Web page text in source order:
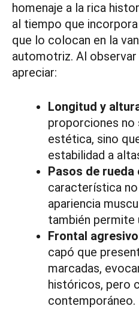
homenaje a la rica
al tiempo que
que lo colocan en la
automotriz. Al observar
apreciar:
Longitud y
proporciones no
estética, sino
estabilidad a
Pasos de rueda
característica
apariencia
también permite
Frontal
capó que
marcadas,
históricos, pero
contemporáneo.